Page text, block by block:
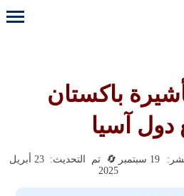
باكستان
دول آسيا
النشر: 19 سبتمبر
تم التحديث: 23 أبريل
2025